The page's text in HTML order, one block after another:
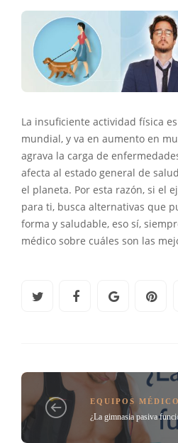
La insuficiente actividad física
mundial, y va en aumento en
agrava la carga de
afecta al estado general de
el planeta. Por esta razón, si el
para ti, busca alternativas que
forma y saludable, eso sí,
médico sobre cuáles son las
EQUIPOS
¿La gimnasia pasiva